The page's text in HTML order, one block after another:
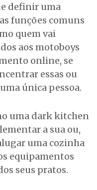
definir uma
funções comuns
quem vai
aos motoboys
online, se
essas ou
única pessoa.
uma dark kitchen
a sua ou,
uma cozinha
equipamentos
seus pratos.